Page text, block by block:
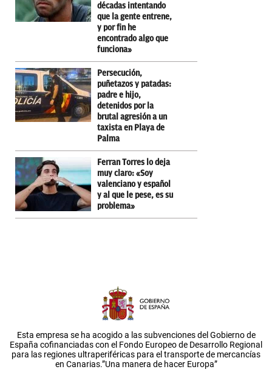
décadas intentando
que la gente entrene,
y por fin he
encontrado algo que
funciona»
Persecución,
puñetazos y patadas:
padre e hijo,
detenidos por la
brutal agresión a un
taxista en Playa de
Palma
Ferran Torres lo deja
muy claro: «Soy
valenciano y español
y al que le pese, es su
problema»
Esta empresa se ha acogido a las subvenciones del Gobierno de
España cofinanciadas con el Fondo Europeo de Desarrollo Regional
para las regiones ultraperiféricas para el transporte de mercancías
en Canarias.”Una manera de hacer Europa”